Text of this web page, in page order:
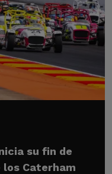
su fin de
los Caterham